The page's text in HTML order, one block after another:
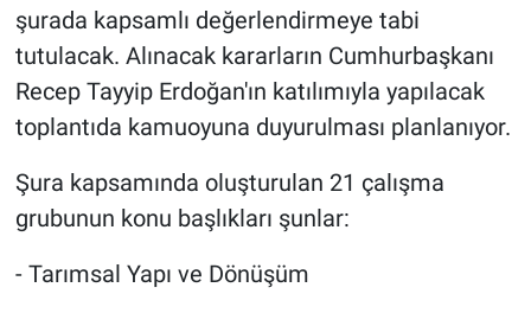
şurada kapsamlı değerlendirmeye tabi
tutulacak. Alınacak kararların Cumhurbaşkanı
Recep Tayyip Erdoğan'ın katılımıyla yapılacak
toplantıda kamuoyuna duyurulması planlanıyor.
Şura kapsamında oluşturulan 21 çalışma
grubunun konu başlıkları şunlar:
- Tarımsal Yapı ve Dönüşüm